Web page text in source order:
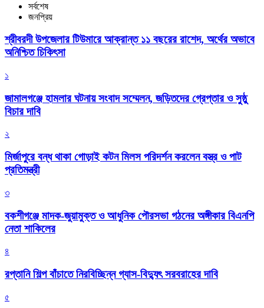
সর্বশেষ
জনপ্রিয়
শ্রীবরদী উপজেলার টিউমারে আক্রান্ত ১১ বছরের রাশেদ, অর্থের অভাবে
অনিশ্চিত চিকিৎসা
১
জামালগঞ্জে হামলার ঘটনায় সংবাদ সম্মেলন, জড়িতদের গ্রেপ্তার ও সুষ্ঠু
বিচার দাবি
২
মির্জাপুরে বন্ধ থাকা গোড়াই কটন মিলস পরিদর্শন করলেন বস্ত্র ও পাট
প্রতিমন্ত্রী
৩
বকশীগঞ্জে মাদক-জুয়ামুক্ত ও আধুনিক পৌরসভা গঠনের অঙ্গীকার বিএনপি
নেতা শাকিলের
৪
রপ্তানি শিল্প বাঁচাতে নিরবিচ্ছিন্ন গ্যাস-বিদ্যুৎ সরবরাহের দাবি
৫